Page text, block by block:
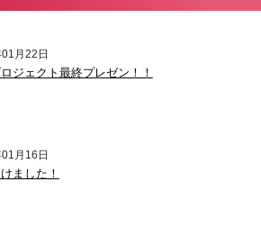
月22日
ジェクト最終プレゼン！！
月16日
ました！